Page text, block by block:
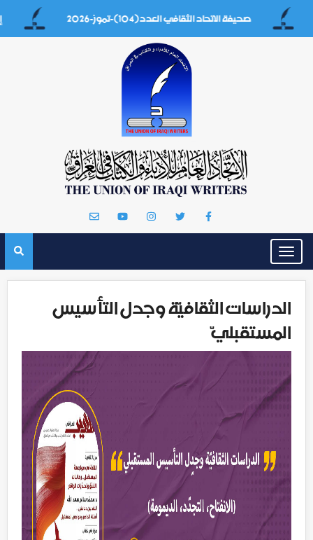
صحيفة الاتحاد الثقافي العدد(104)-تموز-2026 إيه بغداد
Toggle
navigation
الدراسات الثقافيّة وجدل التأسيس
المستقبليّ